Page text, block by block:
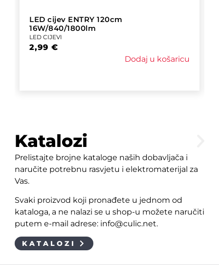
LED cijev ENTRY 120cm
16W/840/1800lm
LED CIJEVI
2,99 €
Dodaj u košaricu
Katalozi
Prelistajte brojne kataloge naših dobavljača i
naručite potrebnu rasvjetu i elektromaterijal za
Vas.
Svaki proizvod koji pronađete u jednom od
kataloga, a ne nalazi se u shop-u možete naručiti
putem e-mail adrese: info@culic.net.
KATALOZI